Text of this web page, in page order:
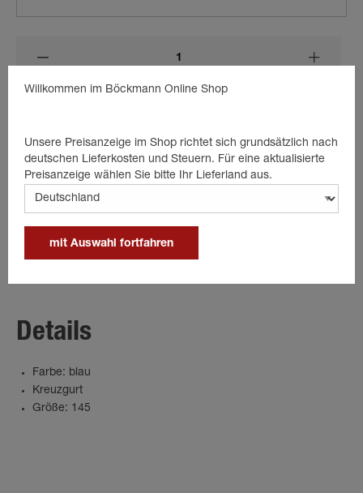
Beschreibung
Fliegendecke 145er blau
Effektiver Insektenschutz durch feinmaschiges Material
Atmungsaktiv
Details
Farbe: blau
Kreuzgurt
Größe: 145
Willkommen im Böckmann Online Shop
Unsere Preisanzeige im Shop richtet sich grundsätzlich nach
deutschen Lieferkosten und Steuern. Für eine aktualisierte
Preisanzeige wählen Sie bitte Ihr Lieferland aus.
mit Auswahl fortfahren